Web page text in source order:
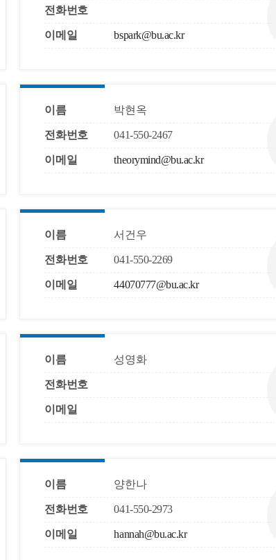
전화번호
이메일 bspark@bu.ac.kr
이름 박현옥
전화번호 041-550-2467
이메일 theorymind@bu.ac.kr
이름 서건우
전화번호 041-550-2269
이메일 44070777@bu.ac.kr
이름 성영화
전화번호
이메일
이름 양한나
전화번호 041-550-2973
이메일 hannah@bu.ac.kr